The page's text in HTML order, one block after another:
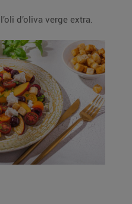
d’oliva verge extra.